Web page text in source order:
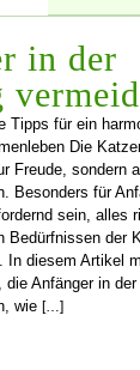
in der
Tipps für ein
Die
Freude, sondern
Besonders für
sein, alles
Bedürfnissen der
In diesem Artikel
Anfänger in
wie […]